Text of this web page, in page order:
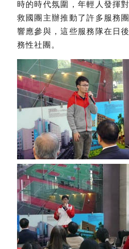
時的時代氛圍，年輕人發揮
救國團主辦推動了許多服務
響應參與，這些服務隊在日
務性社團。